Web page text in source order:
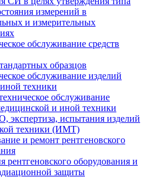
измерений в
и измерительных
обслуживание средств
образцов
обслуживание изделий
техники
обслуживание
и иной техники
экспертиза, испытания изделий
техники (ИМТ)
и ремонт рентгеновского
рентгеновского оборудования и
защиты